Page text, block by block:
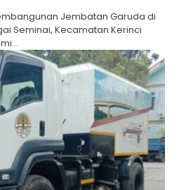
Jembatan Garuda di
Seminai, Kecamatan Kerinci